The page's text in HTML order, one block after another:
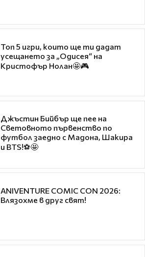
Топ 5 игри, които ще ти дадат
усещането за „Одисея“ на
Кристофър Нолан🤩🎮
Джъстин Бийбър ще пее на
Световното първенство по
футбол заедно с Мадона, Шакира
и BTS!⚽🤩
ANIVENTURE COMIC CON 2026:
Влязохме в друг свят!